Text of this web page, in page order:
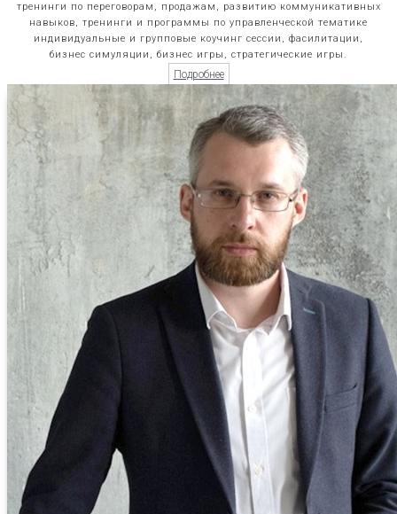
тренинги по переговорам, продажам, развитию коммуникативных
навыков, тренинги и программы по управленческой тематике
индивидуальные и групповые коучинг сессии, фасилитации,
бизнес симуляции, бизнес игры, стратегические игры.
Подробнее